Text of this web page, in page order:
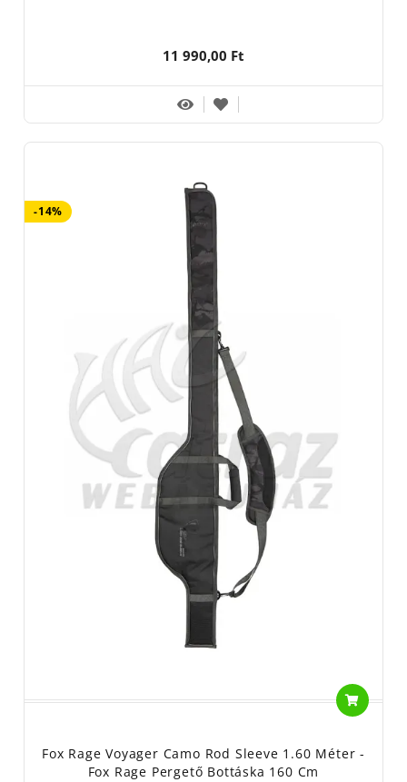
11 990,00 Ft
-14%
Fox Rage Voyager Camo Rod Sleeve 1.60 Méter -
Fox Rage Pergető Bottáska 160 Cm